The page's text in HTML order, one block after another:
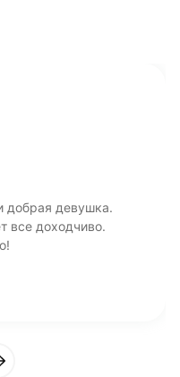
добрая девушка.
все доходчиво.